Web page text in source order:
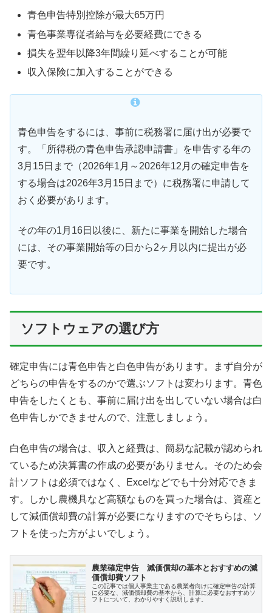
青色申告特別控除が最大65万円
青色事業専従者給与を必要経費にできる
損失を翌年以降3年間繰り延べすることが可能
収入保険に加入することができる
青色申告をするには、事前に税務署に届け出が必要で
す。「所得税の青色申告承認申請書」を申告する年の
3月15日まで（2026年1月～2026年12月の確定申告を
する場合は2026年3月15日まで）に税務署に申請して
おく必要があります。
その年の1月16日以後に、新たに事業を開始した場合
には、その事業開始等の日から2ヶ月以内に提出が必
要です。
ソフトウェアの選び方
確定申告には青色申告と白色申告があります。まず自分が
どちらの申告をするのかで選ぶソフトは変わります。青色
申告をしたくとも、事前に届け出を出していない場合は白
色申告しかできませんので、注意しましょう。
白色申告の場合は、収入と経費は、簡易な記載が認められ
ているため決算書の作成の必要がありません。そのため会
計ソフトは必須ではなく、Excelなどでも十分対応できま
す。しかし農機具など高額なものを買った場合は、資産と
して減価償却費の計算が必要になりますのでそちらは、ソ
フトを使った方がよいでしょう。
農業確定申告 減価償却の基本とおすすめの減
価償却費ソフト
この記事では個人事業主である農業者向けに確定申告の計算
に必要な、減価償却費の基本から、計算に必要なおすすめソ
フトについて、わかりやすく説明します。